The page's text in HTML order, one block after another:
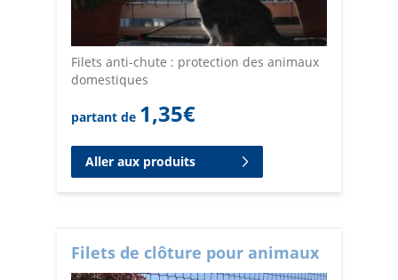
Filets anti-chute : protection des animaux
domestiques
partant de 1,35€
Aller aux produits
Filets de clôture pour animaux